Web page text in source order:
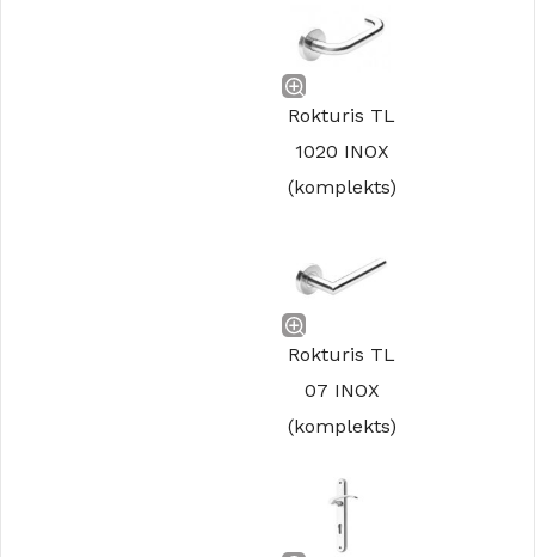
Rokturis TL
1020 INOX
(komplekts)
Rokturis TL
07 INOX
(komplekts)